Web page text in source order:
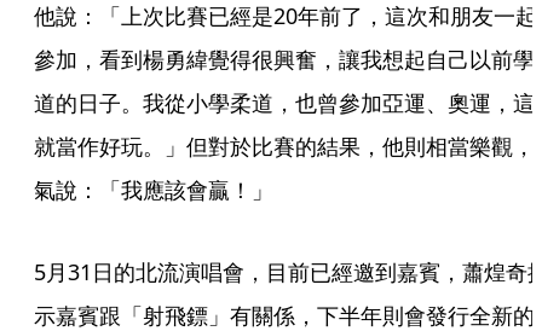
他說：「上次比賽已經是20年前了，這次和朋友一起
參加，看到楊勇緯覺得很興奮，讓我想起自己以前學
道的日子。我從小學柔道，也曾參加亞運、奧運，這
就當作好玩。」但對於比賽的結果，他則相當樂觀，
氣說：「我應該會贏！」
5月31日的北流演唱會，目前已經邀到嘉賓，蕭煌奇
示嘉賓跟「射飛鏢」有關係，下半年則會發行全新的